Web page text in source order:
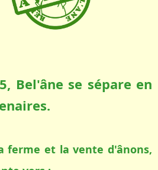
Bel'âne se sépare en
ferme et la vente d'ânons,